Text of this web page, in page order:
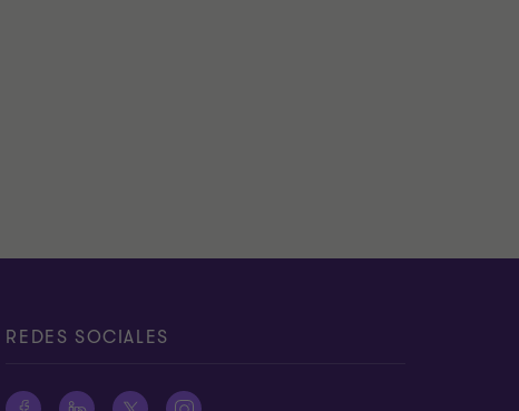
REDES SOCIALES